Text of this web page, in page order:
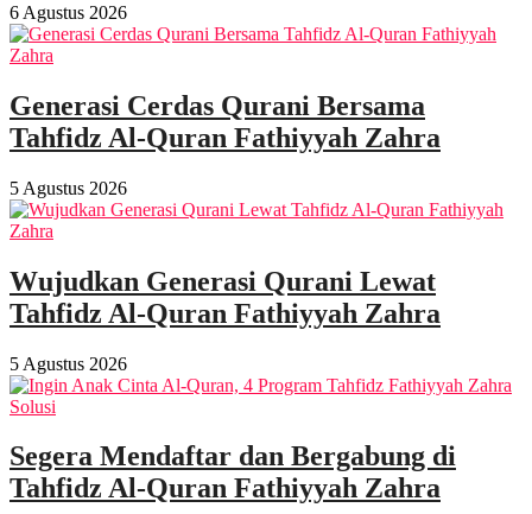
6 Agustus 2026
Generasi Cerdas Qurani Bersama
Tahfidz Al-Quran Fathiyyah Zahra
5 Agustus 2026
Wujudkan Generasi Qurani Lewat
Tahfidz Al-Quran Fathiyyah Zahra
5 Agustus 2026
Segera Mendaftar dan Bergabung di
Tahfidz Al-Quran Fathiyyah Zahra